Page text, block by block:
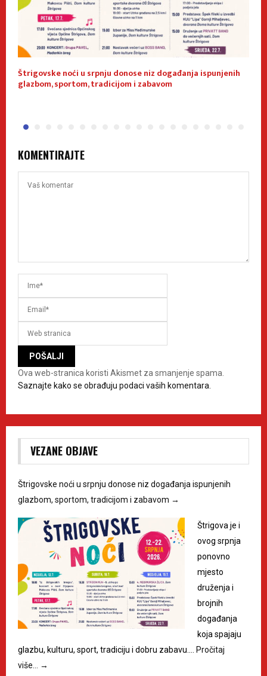
Štrigovske noći u srpnju donose niz događanja ispunjenih
glazbom, sportom, tradicijom i zabavom
KOMENTIRAJTE
Ova web-stranica koristi Akismet za smanjenje spama.
Saznajte kako se obrađuju podaci vaših komentara.
VEZANE OBJAVE
Štrigovske noći u srpnju donose niz događanja ispunjenih
glazbom, sportom, tradicijom i zabavom →
Štrigova je i
ovog srpnja
ponovno
mjesto
druženja i
brojnih
događanja
koja spajaju
glazbu, kulturu, sport, tradiciju i dobru zabavu.…
Pročitaj
više…
→